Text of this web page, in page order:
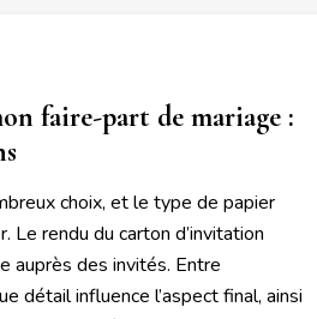
faire-part de mariage :
choix, et le type de papier
Le rendu du carton d’invitation
auprès des invités. Entre
détail influence l’aspect final, ainsi